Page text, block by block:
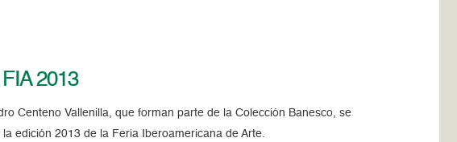
2013
Centeno Vallenilla, que forman parte de la Colección Banesco, se
edición 2013 de la Feria Iberoamericana de Arte.